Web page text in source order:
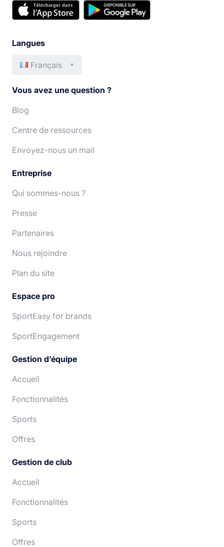
Langues
Français
Deutsch
Italiano
Vous avez une question ?
Blog
Centre de ressources
Envoyez-nous un mail
Entreprise
Qui sommes-nous ?
Presse
Partenaires
Nous rejoindre
Plan du site
Espace pro
SportEasy for brands
SportEngagement
Gestion d’équipe
Accueil
Fonctionnalités
Sports
Offres
Gestion de club
Accueil
Fonctionnalités
Sports
Offres